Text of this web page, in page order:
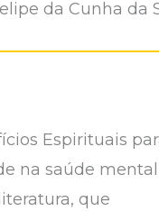
da Cunha da
Espirituais
na saúde
que